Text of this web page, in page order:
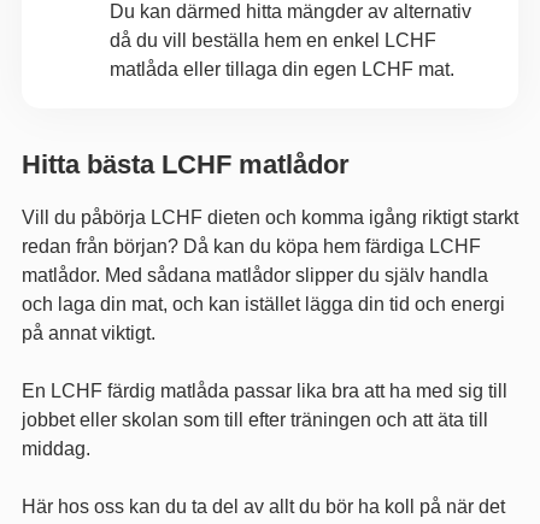
Du kan därmed hitta mängder av alternativ
då du vill beställa hem en enkel LCHF
matlåda eller tillaga din egen LCHF mat.
Hitta bästa LCHF matlådor
Vill du påbörja LCHF dieten och komma igång riktigt starkt
redan från början? Då kan du köpa hem färdiga LCHF
matlådor. Med sådana matlådor slipper du själv handla
och laga din mat, och kan istället lägga din tid och energi
på annat viktigt.
En LCHF färdig matlåda passar lika bra att ha med sig till
jobbet eller skolan som till efter träningen och att äta till
middag.
Här hos oss kan du ta del av allt du bör ha koll på när det